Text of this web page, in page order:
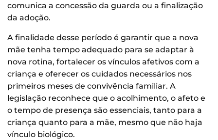
comunica a concessão da guarda ou a finalização
da adoção.
A finalidade desse período é garantir que a nova
mãe tenha tempo adequado para se adaptar à
nova rotina, fortalecer os vínculos afetivos com a
criança e oferecer os cuidados necessários nos
primeiros meses de convivência familiar. A
legislação reconhece que o acolhimento, o afeto e
o tempo de presença são essenciais, tanto para a
criança quanto para a mãe, mesmo que não haja
vínculo biológico.